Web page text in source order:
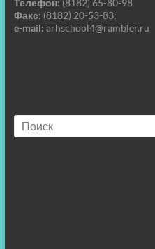
Факс: (8182) 20-53-83;
e-mail: arhschool4@rambler.ru